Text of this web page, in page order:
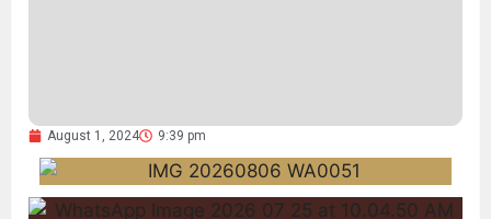
August 1, 2024 9:39 pm